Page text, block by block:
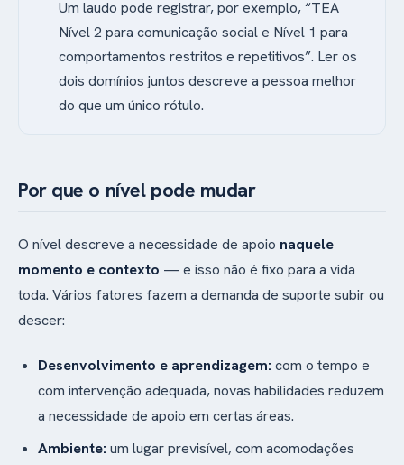
mudanças interferem
em todas as áreas,
com grande
sofrimento.
Um laudo pode registrar, por exemplo, “TEA
Nível 2 para comunicação social e Nível 1 para
comportamentos restritos e repetitivos”. Ler os
dois domínios juntos descreve a pessoa melhor
do que um único rótulo.
Por que o nível pode mudar
O nível descreve a necessidade de apoio naquele
momento e contexto — e isso não é fixo para a vida
toda. Vários fatores fazem a demanda de suporte subir ou
descer:
Desenvolvimento e aprendizagem: com o tempo e
com intervenção adequada, novas habilidades reduzem
a necessidade de apoio em certas áreas.
Ambiente: um lugar previsível, com acomodações